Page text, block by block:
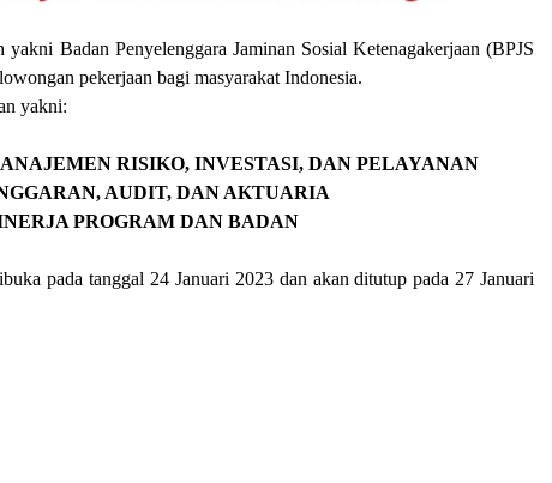
Badan Penyelenggara Jaminan Sosial Ketenagakerjaan (BPJS
pekerjaan bagi masyarakat Indonesia.
yakni:
RISIKO, INVESTASI, DAN PELAYANAN
AUDIT, DAN AKTUARIA
PROGRAM DAN BADAN
pada tanggal 24 Januari 2023 dan akan ditutup pada 27 Januari